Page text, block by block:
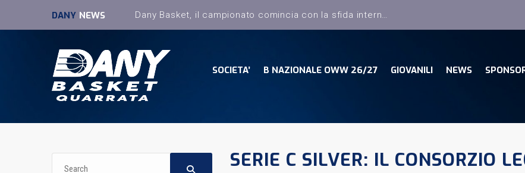
DANY NEWS Dany Basket, il campionato comincia con la sfida interna con la Pielle Livorno
SOCIETA’ B NAZIONALE OWW 26/27 GIOVANILI NEWS
SERIE C SILVER: IL CONSORZIO